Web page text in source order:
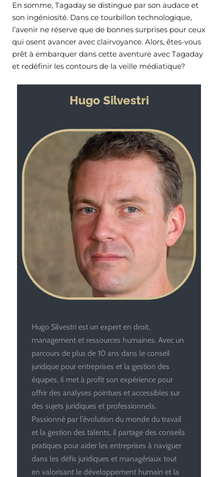
En somme, Tagaday se distingue par son audace et
son ingéniosité. Dans ce tourbillon technologique,
l’avenir ne réserve que de bonnes surprises pour ceux
qui osent avancer avec clairvoyance. Alors, êtes-vous
prêt à embarquer dans cette aventure avec Tagaday
et redéfinir les contours de la veille médiatique?
Hugo Silvestri
Hugo Silvestri est un expert en droit,
management et ressources humaines. Avec un
parcours de plus de 10 ans dans le conseil
juridique pour entreprises et la gestion des
équipes, il met à profit son expérience pour
offrir des analyses pointues et accessibles sur
des sujets juridiques et professionnels.
Passionné par l’évolution du monde du travail
et la gestion des talents, il partage des conseils
pratiques pour aider les entreprises à naviguer
dans les défis juridiques et managériaux tout
en valorisant le développement humain et la